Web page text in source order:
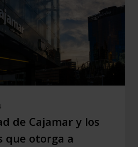
de Cajamar y los
que otorga a